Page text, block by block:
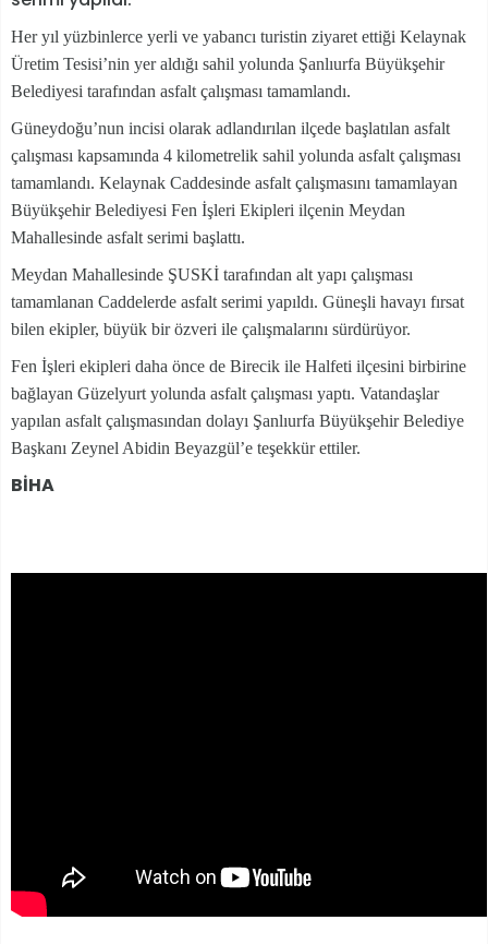
Her yıl yüzbinlerce yerli ve yabancı turistin ziyaret ettiği Kelaynak
Üretim Tesisi’nin yer aldığı sahil yolunda Şanlıurfa Büyükşehir
Belediyesi tarafından asfalt çalışması tamamlandı.
Güneydoğu’nun incisi olarak adlandırılan ilçede başlatılan asfalt
çalışması kapsamında 4 kilometrelik sahil yolunda asfalt çalışması
tamamlandı. Kelaynak Caddesinde asfalt çalışmasını tamamlayan
Büyükşehir Belediyesi Fen İşleri Ekipleri ilçenin Meydan
Mahallesinde asfalt serimi başlattı.
Meydan Mahallesinde ŞUSKİ tarafından alt yapı çalışması
tamamlanan Caddelerde asfalt serimi yapıldı. Güneşli havayı fırsat
bilen ekipler, büyük bir özveri ile çalışmalarını sürdürüyor.
Fen İşleri ekipleri daha önce de Birecik ile Halfeti ilçesini birbirine
bağlayan Güzelyurt yolunda asfalt çalışması yaptı. Vatandaşlar
yapılan asfalt çalışmasından dolayı Şanlıurfa Büyükşehir Belediye
Başkanı Zeynel Abidin Beyazgül’e teşekkür ettiler.
BİHA